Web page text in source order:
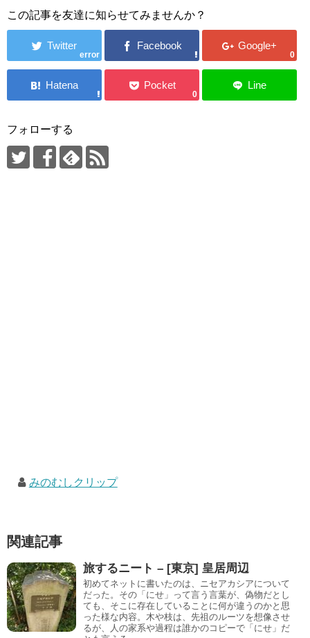
この記事を友達に知らせてみませんか？
error 0
0
フォローする
みのむしクリップ
関連記事
旅するニート – [東京] 皇居周辺
初めてネットに書いたのは、ニセアカシアについて
だった。その「にせ」って言う言葉が、偽物だとし
ても、そこに存在していることに何が違うのかと思
った様な内容。木や枝は、先祖のルーツを想像させ
るが、人の家系や過程は誰かのコピーで「にせ」だ